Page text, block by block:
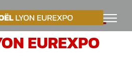
DE NOËL
EUREXPO